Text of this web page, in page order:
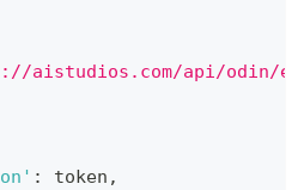
aistudios.com/api/odin/
: token ,